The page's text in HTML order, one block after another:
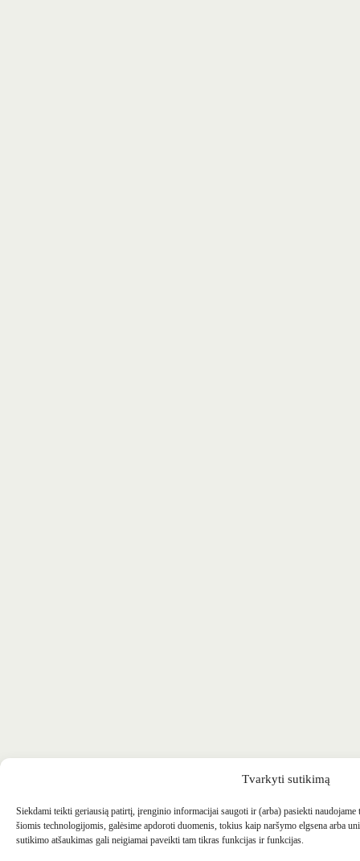
Tvarkyti sutikimą
Siekdami teikti geriausią patirtį, įrenginio informacijai saugoti ir (arba) pasiekti
šiomis technologijomis, galėsime apdoroti duomenis, tokius kaip naršymo elgsena arba
sutikimo atšaukimas gali neigiamai paveikti tam tikras funkcijas ir funkcijas.